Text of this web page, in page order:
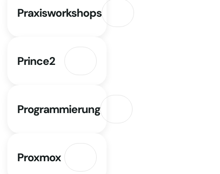
Praxisworkshops
Prince2
Programmierung
Proxmox